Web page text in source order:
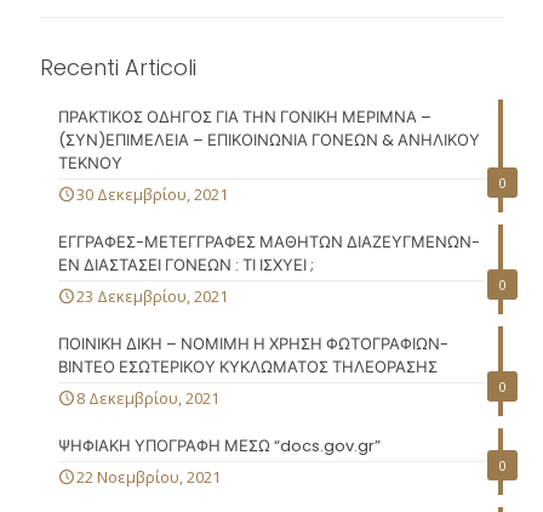
Recenti Articoli
0
ΠΡΑΚΤΙΚΟΣ ΟΔΗΓΟΣ ΓΙΑ ΤΗΝ ΓΟΝΙΚΗ ΜΕΡΙΜΝΑ –
(ΣΥΝ)ΕΠΙΜΕΛΕΙΑ – ΕΠΙΚΟΙΝΩΝΙΑ ΓΟΝΕΩΝ & ΑΝΗΛΙΚΟΥ
ΤΕΚΝΟΥ
30 Δεκεμβρίου, 2021
0
ΕΓΓΡΑΦΕΣ-ΜΕΤΕΓΓΡΑΦΕΣ ΜΑΘΗΤΩΝ ΔΙΑΖΕΥΓΜΕΝΩΝ-
ΕΝ ΔΙΑΣΤΑΣΕΙ ΓΟΝΕΩΝ : ΤΙ ΙΣΧΥΕΙ ;
23 Δεκεμβρίου, 2021
0
ΠΟΙΝΙΚΗ ΔΙΚΗ – ΝΟΜΙΜΗ Η ΧΡΗΣΗ ΦΩΤΟΓΡΑΦΙΩΝ-
ΒΙΝΤΕΟ ΕΣΩΤΕΡΙΚΟΥ ΚΥΚΛΩΜΑΤΟΣ ΤΗΛΕΟΡΑΣΗΣ
8 Δεκεμβρίου, 2021
0
ΨΗΦΙΑΚΗ ΥΠΟΓΡΑΦΗ ΜΕΣΩ “docs.gov.gr”
22 Νοεμβρίου, 2021